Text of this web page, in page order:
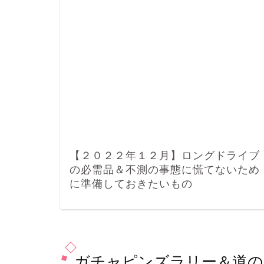
【２０２２年１２月】ロングドライブ
の必需品＆不測の事態に慌てないため
に準備しておきたいもの